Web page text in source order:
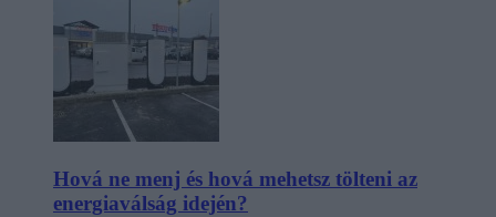
Hová ne menj és hová mehetsz tölteni az
energiaválság idején?